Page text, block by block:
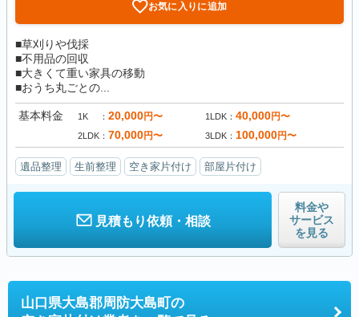
お気に入りに追加
■草刈りや伐採
■不用品の回収
■大きくて重い家具の移動
■おうち丸ごとの...
基本料金 1K 20,000円〜 1LDK 40,000円〜
2LDK 70,000円〜 3LDK 100,000円〜
遺品整理 生前整理 空き家片付け 部屋片付け
見積もり依頼・相談
料金や
サービス
を見る
山口県大島郡周防大島町の